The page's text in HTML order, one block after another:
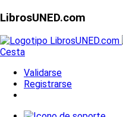
LibrosUNED.com
Cesta
Validarse
Registrarse